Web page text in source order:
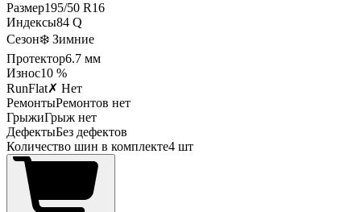
Размер195/50 R16
Индексы84 Q
Сезон❄️ Зимние
Протектор6.7 мм
Износ10 %
RunFlat✗ Нет
РемонтыРемонтов нет
ГрыжиГрыж нет
ДефектыБез дефектов
Количество шин в комплекте4 шт